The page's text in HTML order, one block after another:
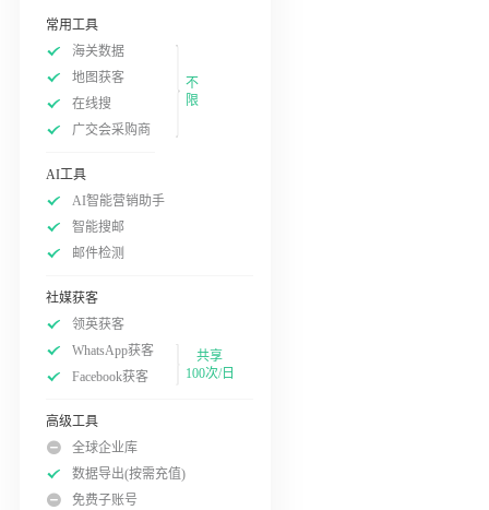
常用工具
海关数据
地图获客
在线搜
广交会采购商
不
限
AI工具
AI智能营销助手
智能搜邮
邮件检测
社媒获客
领英获客
WhatsApp获客
Facebook获客
共享
100次/日
高级工具
全球企业库
数据导出(按需充值)
免费子账号